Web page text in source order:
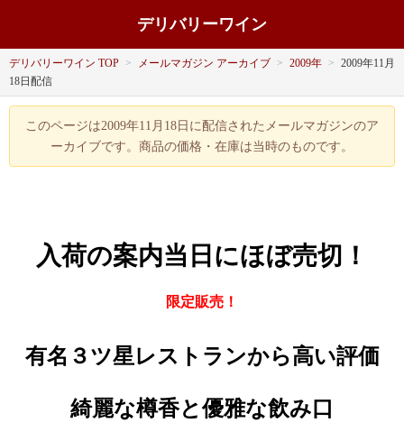
デリバリーワイン
デリバリーワイン TOP > メールマガジン アーカイブ > 2009年 > 2009年11月
18日配信
このページは2009年11月18日に配信されたメールマガジンのア
ーカイブです。商品の価格・在庫は当時のものです。
入荷の案内当日にほぼ売切！
限定販売！
有名３ツ星レストランから高い評価
綺麗な樽香と優雅な飲み口